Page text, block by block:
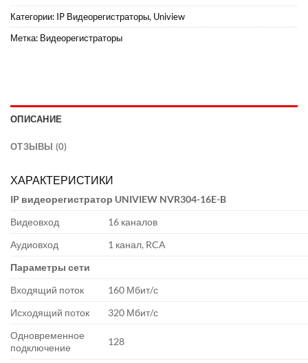
Категории: IP Видеорегистраторы, Uniview
Метка: Видеорегистраторы
ОПИСАНИЕ
ОТЗЫВЫ (0)
ХАРАКТЕРИСТИКИ
IP видеорегистратор UNIVIEW NVR304-16E-B
Видеовход
16 каналов
Аудиовход
1 канал, RCA
Параметры сети
Входящий поток
160 Мбит/с
Исходящий поток
320 Мбит/с
Одновременное
подключение
128